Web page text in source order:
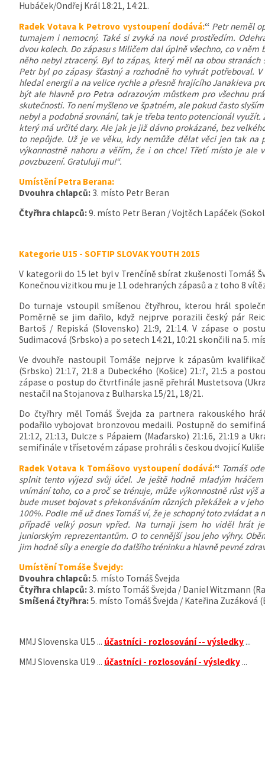
Hubáček/Ondřej Král 18:21, 14:21.
Radek Votava k Petrovo vystoupení dodává:“ Petr neměl
turnajem i nemocný. Také si zvyká na nové prostředím.
dvou kolech. Do zápasu s Miličem dal úplně všechno, co v
něho nebyl ztracený. Byl to zápas, který měl na obou
Petr byl po zápasy šťastný a rozhodně ho vyhrát potřeboval.
hledal energii a na velice rychle a přesně hrajícího Janakieva
být ale hlavně pro Petra odrazovým můstkem pro všechnu
skutečnosti. To není myšleno ve špatném, ale pokud často
nebyl a podobná srovnání, tak je třeba tento potencionál
který má určité dary. Ale jak je již dávno prokázané, bez
to nepůjde. Už je ve věku, kdy nemůže dělat věci jen tak na
výkonnostně nahoru a věřím, že i on chce! Třetí místo je ale
povzbuzení. Gratuluji mu!“.
Umístění Petra Berana:
Dvouhra chlapců: 3. místo Petr Beran
Čtyřhra chlapců:9. místo Petr Beran / Vojtěch Lapáček (Sokol
Kategorie U15 - SOFTIP SLOVAK YOUTH 2015
V kategorii do 15 let byl v Trenčíně sbírat zkušenosti Tomáš
Konečnou vizitkou mu je 11 odehraných zápasů a z toho 8
Do turnaje vstoupil smíšenou čtyřhrou, kterou hrál
Poměrně se jim dařilo, když nejprve porazili český pár
Bartoš / Repiská (Slovensko) 21:9, 21:14. V zápase o
Sudimacová (Srbsko) a po setech 14:21, 10:21 skončili na 5.
Ve dvouhře nastoupil Tomáše nejprve k zápasům
(Srbsko) 21:17, 21:8 a Dubeckého (Košice) 21:7, 21:5 a
zápase o postup do čtvrtfinále jasně přehrál Mustetsova
nestačil na Stojanova z Bulharska 15/21, 18/21.
Do čtyřhry měl Tomáš Švejda za partnera rakouského
podařilo vybojovat bronzovou medaili. Postupně do
21:12, 21:13, Dulcze s Pápaiem (Maďarsko) 21:16, 21:19 a
semifinále v třísetovém zápase prohráli s českou dvojicí
Radek Votava k Tomášovo vystoupení dodává:“ Tomáš
splnit tento výjezd svůj účel. Je ještě hodně mladým
vnímání toho, co a proč se trénuje, může výkonnostně růst výš
bude muset bojovat s překonáváním různých překážek a v
100%. Podle mě už dnes Tomáš ví, že je schopný toto zvládat a
případě velký posun vpřed. Na turnaji jsem ho viděl hrát
juniorským reprezentantům. O to cennější jsou jeho výhry.
jim hodně síly a energie do dalšího tréninku a hlavně pevné
Umístění Tomáše Švejdy:
Dvouhra chlapců:5. místo Tomáš Švejda
Čtyřhra chlapců: 3. místo Tomáš Švejda / Daniel Witzmann
Smíšená čtyřhra:5. místo Tomáš Švejda / Kateřina Zuzáková
MMJ Slovenska U15 ... účastníci - rozlosování -- výsledky ...
MMJ Slovenska U19 ... účastníci - rozlosování - výsledky ...